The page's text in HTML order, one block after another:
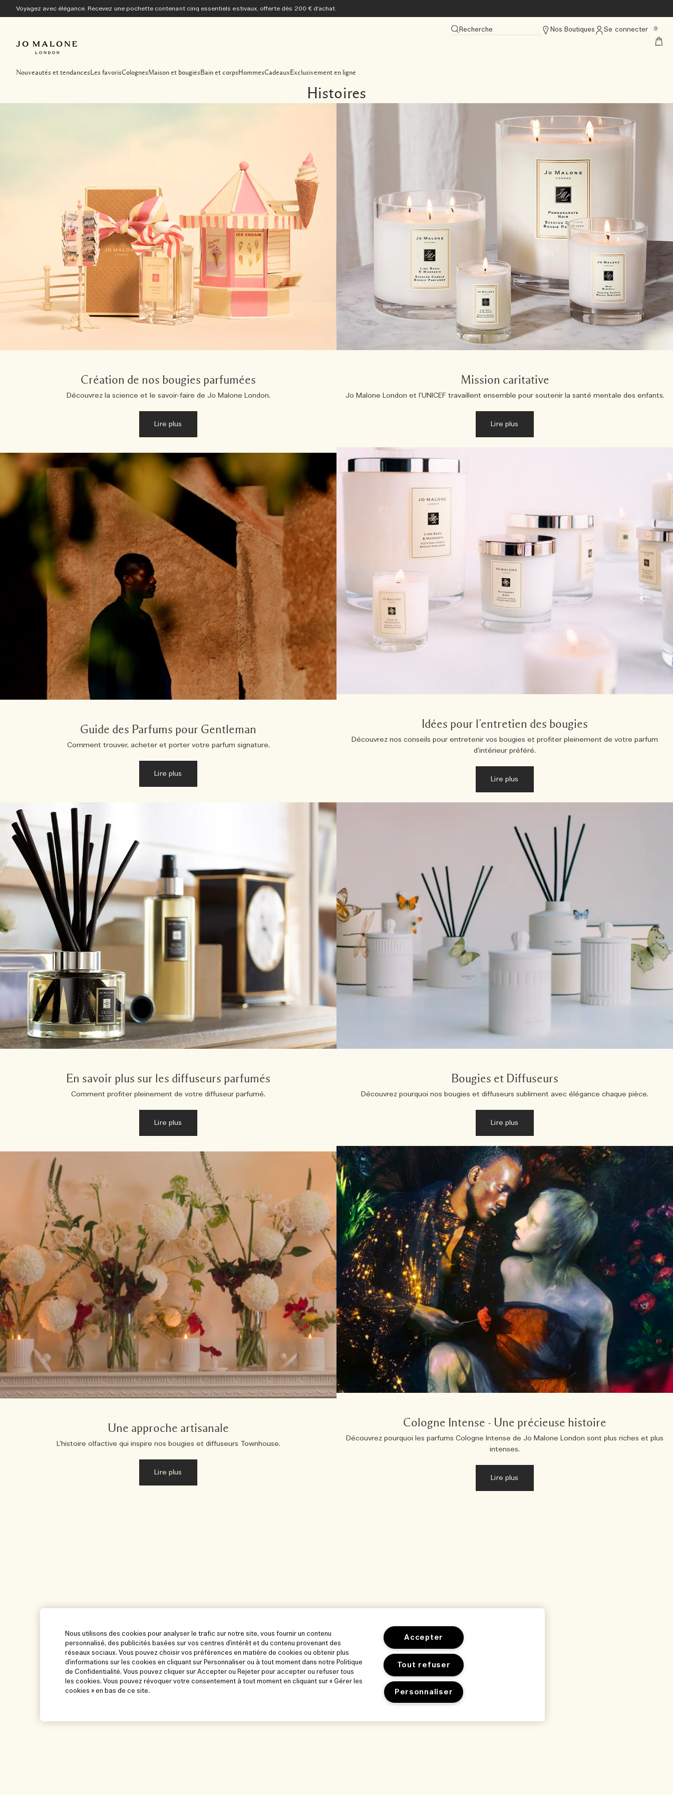
Voyagez avec élégance. Recevez une pochette contenant cinq essentiels estivaux, offerte dès 200 € d'achat.
Recherche Nos Boutiques Se connecter 0
Nouveautés et tendancesLes favorisColognesMaison et bougiesBain et corpsHommesCadeaux Exclusivement en ligne
Histoires
Création de nos bougies parfumées
Découvrez la science et le savoir-faire de Jo Malone London.
Lire plus
Mission caritative
Jo Malone London et l’UNICEF travaillent ensemble pour soutenir la santé mentale des enfants.
Lire plus
Guide des Parfums pour Gentleman
Comment trouver, acheter et porter votre parfum signature.
Lire plus
Idées pour l’entretien des bougies
Découvrez nos conseils pour entretenir vos bougies et profiter pleinement de votre parfum
d’intérieur préféré.
Lire plus
En savoir plus sur les diffuseurs parfumés
Comment profiter pleinement de votre diffuseur parfumé.
Lire plus
Bougies et Diffuseurs
Découvrez pourquoi nos bougies et diffuseurs subliment avec élégance chaque pièce.
Lire plus
Une approche artisanale
L’histoire olfactive qui inspire nos bougies et diffuseurs Townhouse.
Lire plus
Cologne Intense - Une précieuse histoire
Découvrez pourquoi les parfums Cologne Intense de Jo Malone London sont plus riches et plus
intenses.
Lire plus
Nous utilisons des cookies pour analyser le trafic sur notre site, vous fournir un contenu
personnalisé, des publicités basées sur vos centres d'intérêt et du contenu provenant des
réseaux sociaux. Vous pouvez choisir vos préférences en matière de cookies ou obtenir plus
d'informations sur les cookies en cliquant sur Personnaliser ou à tout moment dans notre Politique
de Confidentialité. Vous pouvez cliquer sur Accepter ou Rejeter pour accepter ou refuser tous
les cookies. Vous pouvez révoquer votre consentement à tout moment en cliquant sur « Gérer les
cookies » en bas de ce site.
Accepter
Tout refuser
Personnaliser